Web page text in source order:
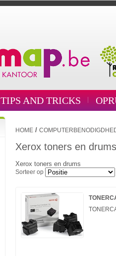
TIPS AND TRICKS
HOME /
Xerox toners en drums
Xerox toners en drums
Sorteer op